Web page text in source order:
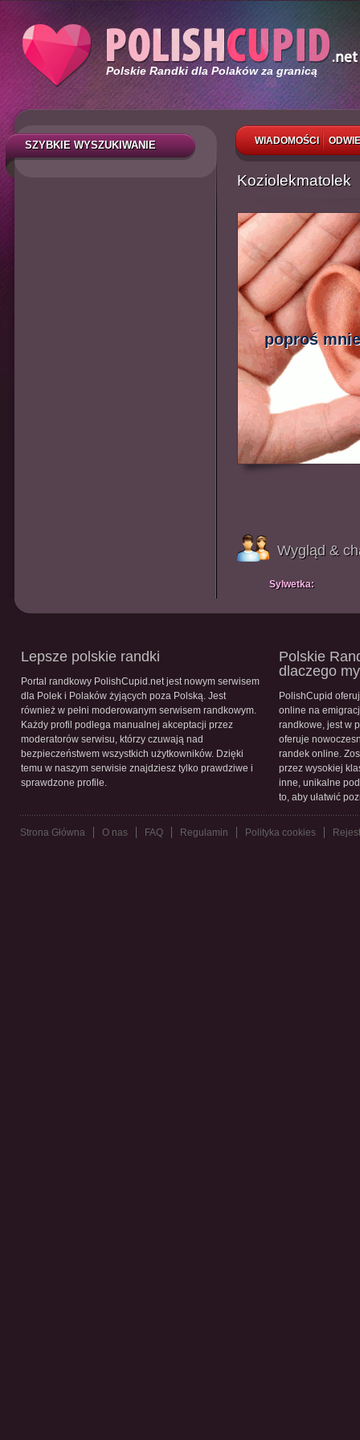
Polskie Randki dla Polaków za granicą
WIADOMOŚCI
SZYBKIE WYSZUKIWANIE
Koziolekmatolek
poproś
Wygląd &
Sylwetka:
Lepsze polskie randki
Portal randkowy PolishCupid.net jest nowym serwisem
dla Polek i Polaków żyjących poza Polską. Jest
również w pełni moderowanym serwisem randkowym.
Każdy profil podlega manualnej akceptacji przez
moderatorów serwisu, którzy czuwają nad
bezpieczeństwem wszystkich użytkowników. Dzięki
temu w naszym serwisie znajdziesz tylko prawdziwe i
sprawdzone profile.
Polskie
dlaczego
PolishCupid
online na
randkowe, jest w
oferuje
randek online.
przez wysokiej
inne, unikalne
to, aby ułatwić
Strona Główna O nas FAQ Regulamin Polityka cookies